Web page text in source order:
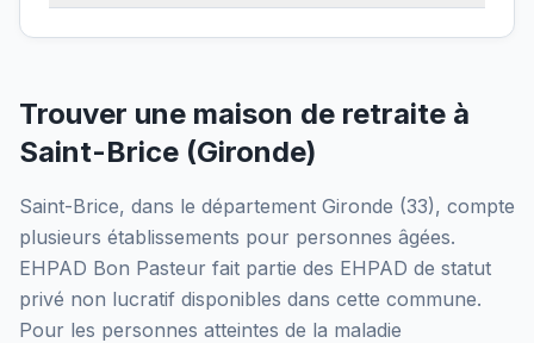
Trouver une maison de retraite à
Saint-Brice (Gironde)
Saint-Brice, dans le département Gironde (33), compte
plusieurs établissements pour personnes âgées.
EHPAD Bon Pasteur fait partie des EHPAD de statut
privé non lucratif disponibles dans cette commune.
Pour les personnes atteintes de la maladie